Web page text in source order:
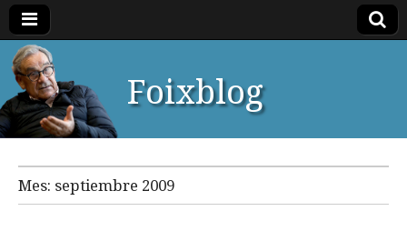
Foixblog
Mes: septiembre 2009